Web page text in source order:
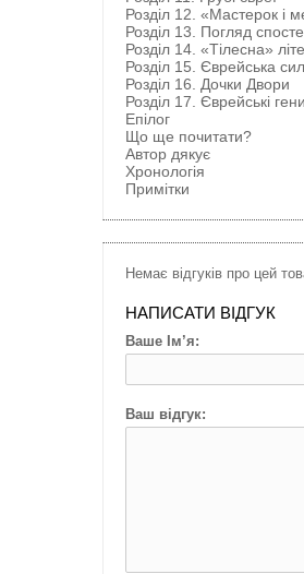
Розділ 12. «Мастерок і
Розділ 13. Погляд
Розділ 14. «Тілесна»
Розділ 15. Єврейська
Розділ 16. Дочки Двори
Розділ 17. Єврейські
Епілог
Що ще почитати?
Автор дякує
Хронологія
Примітки
Немає відгуків про цей
НАПИСАТИ ВІДГУК
Ваше Ім’я:
Ваш відгук: